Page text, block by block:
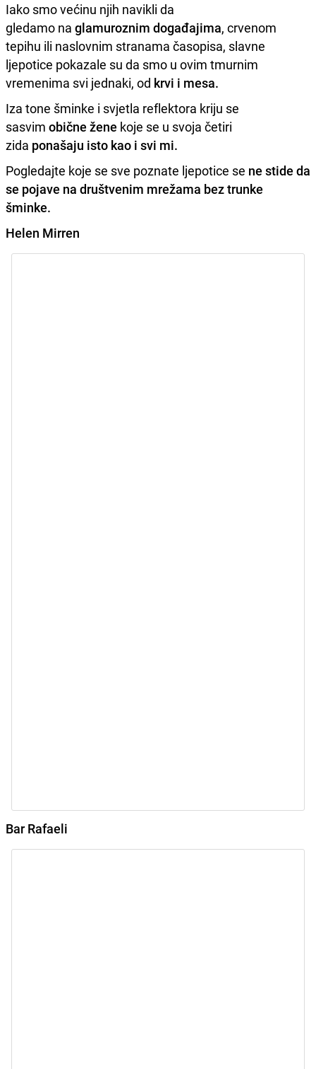
Iako smo većinu njih navikli da
gledamo na glamuroznim događajima, crvenom
tepihu ili naslovnim stranama časopisa, slavne
ljepotice pokazale su da smo u ovim tmurnim
vremenima svi jednaki, od krvi i mesa.
Iza tone šminke i svjetla reflektora kriju se
sasvim obične žene koje se u svoja četiri
zida ponašaju isto kao i svi mi.
Pogledajte koje se sve poznate ljepotice se ne stide da
se pojave na društvenim mrežama bez trunke
šminke.
Helen Mirren
Bar Rafaeli